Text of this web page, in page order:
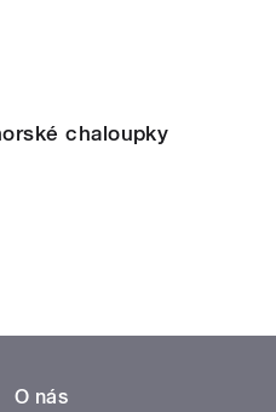
chaloupky
O nás